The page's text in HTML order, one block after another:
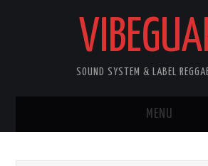
SOUND SYSTEM & LABEL
MENU